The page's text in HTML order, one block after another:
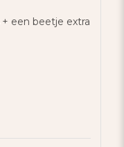
+ een beetje extra